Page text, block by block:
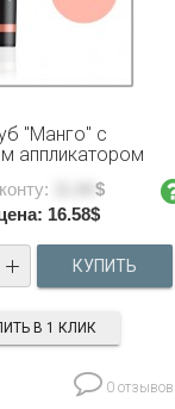
"Манго" с
аппликатором
$
16.58$
В 1 КЛИК
0 отзывов